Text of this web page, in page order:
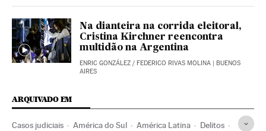
Na dianteira na corrida eleitoral,
Cristina Kirchner reencontra
multidão na Argentina
ENRIC GONZÁLEZ / FEDERICO RIVAS MOLINA | BUENOS
AIRES
ARQUIVADO EM
Casos judiciais América do Sul América Latina Delitos